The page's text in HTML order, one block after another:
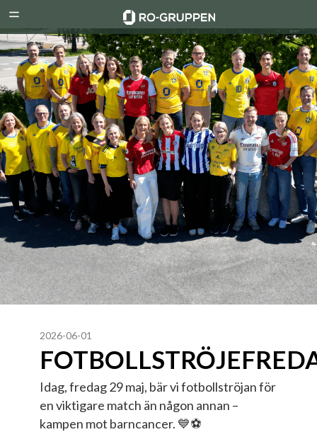
Menu
Gruppen
2026-06-01
Idag, fredag 29 maj, bär vi fotbollströjan för
en viktigare match än någon annan –
kampen mot barncancer. 💙⚽